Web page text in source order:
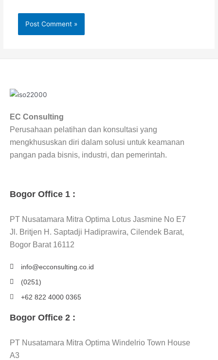
EC Consulting
Perusahaan pelatihan dan konsultasi yang
mengkhususkan diri dalam solusi untuk keamanan
pangan pada bisnis, industri, dan pemerintah.
Bogor Office 1 :
PT Nusatamara Mitra Optima Lotus Jasmine No E7
Jl. Britjen H. Saptadji Hadiprawira, Cilendek Barat,
Bogor Barat 16112
info@ecconsulting.co.id
(0251)
+62 822 4000 0365
Bogor Office 2 :
PT Nusatamara Mitra Optima Windelrio Town House
A3